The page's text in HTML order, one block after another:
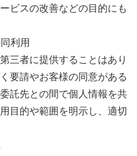
ビスの改善などの目的にも
利用
三者に提供することはあり
要請やお客様の同意がある
託先との間で個人情報を共
目的や範囲を明示し、適切